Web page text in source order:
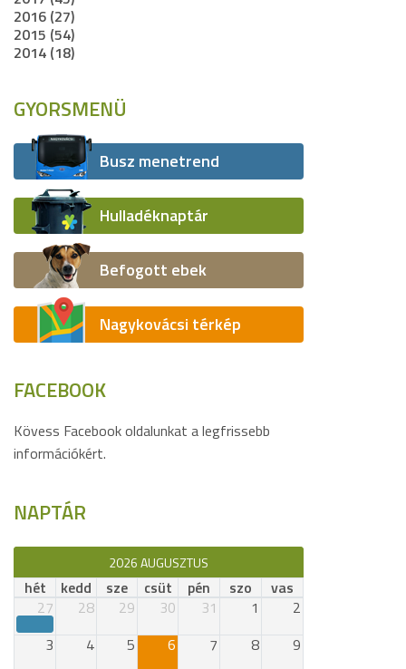
2016 (27)
2015 (54)
2014 (18)
GYORSMENÜ
Busz menetrend
Hulladéknaptár
Befogott ebek
Nagykovácsi térkép
FACEBOOK
Kövess Facebook oldalunkat a legfrissebb
információkért.
NAPTÁR
2026 AUGUSZTUS
hét kedd sze csüt pén szo
vas
27
28 29 30 31 1
2
3
4 5 6 7 8
9